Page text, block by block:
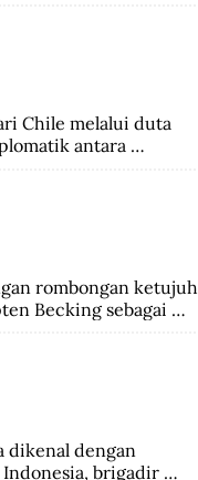
Chile melalui duta
antara
rombongan ketujuh
Becking sebagai
382 anggota
dikenal dengan
Indonesia, brigadir